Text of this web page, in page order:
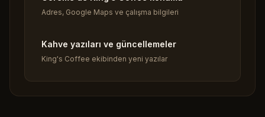
Adres, Google Maps ve çalışma bilgileri
Kahve yazıları ve güncellemeler
King's Coffee ekibinden yeni yazılar